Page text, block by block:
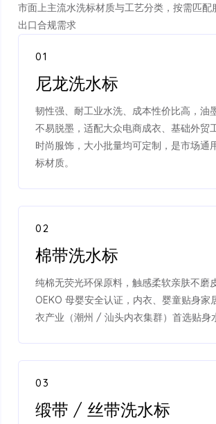
市面上主流水洗标材质与工艺分类，按需匹配
出口合规需求
01
尼龙洗水标
韧性强、耐工业水洗、成本性价比高，油
不易脱墨，适配大众电商成衣、基础外贸
时尚服饰，大小批量均可定制，是市场通
标材质。
02
棉带洗水标
纯棉无荧光环保原料，触感柔软亲肤不磨
OEKO 母婴安全认证，内衣、婴童贴身家
衣产业（潮州 / 汕头内衣集群）首选贴身
03
缎带 / 丝带洗水标